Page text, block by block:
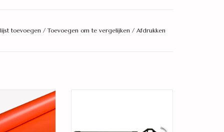
toevoegen /Toevoegen om te vergelijken / Afdrukken
WINKELWAGEN